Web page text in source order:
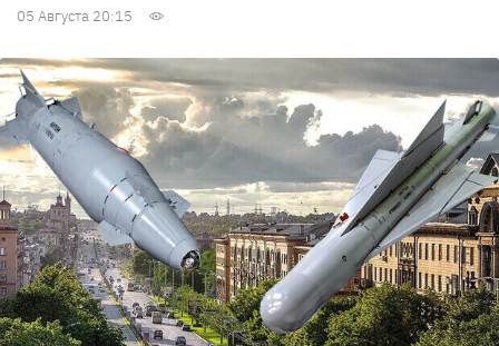
05 Августа 20:15